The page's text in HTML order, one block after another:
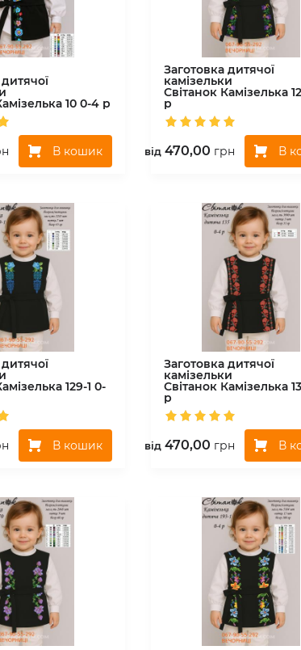
10 0-4 р
В кошик
Заготовка дитячої
камізельки
Світанок Камізелька
р
вiд 470,00 грн В
129-1 0-
В кошик
Заготовка дитячої
камізельки
Світанок Камізелька
р
вiд 470,00 грн В